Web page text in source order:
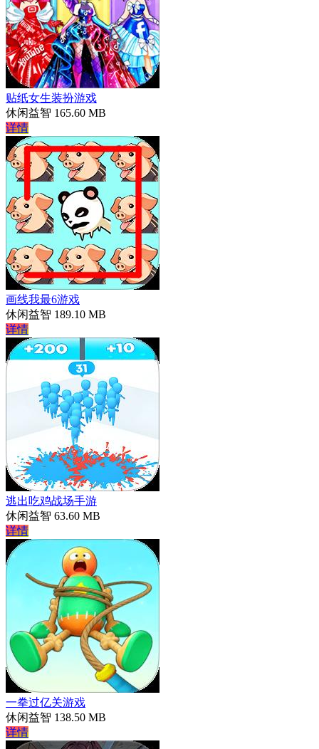
贴纸女生装扮游戏
休闲益智 165.60 MB
详情
画线我最6游戏
休闲益智 189.10 MB
详情
逃出吃鸡战场手游
休闲益智 63.60 MB
详情
一拳过亿关游戏
休闲益智 138.50 MB
详情